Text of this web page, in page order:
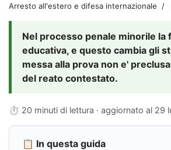
Arresto all'estero e difesa internazionale
Nel processo penale minorile la
educativa, e questo cambia gli
messa alla prova non e'
del reato contestato.
⏱ 20 minuti di lettura · aggiornato al 29
📋 In questa guida